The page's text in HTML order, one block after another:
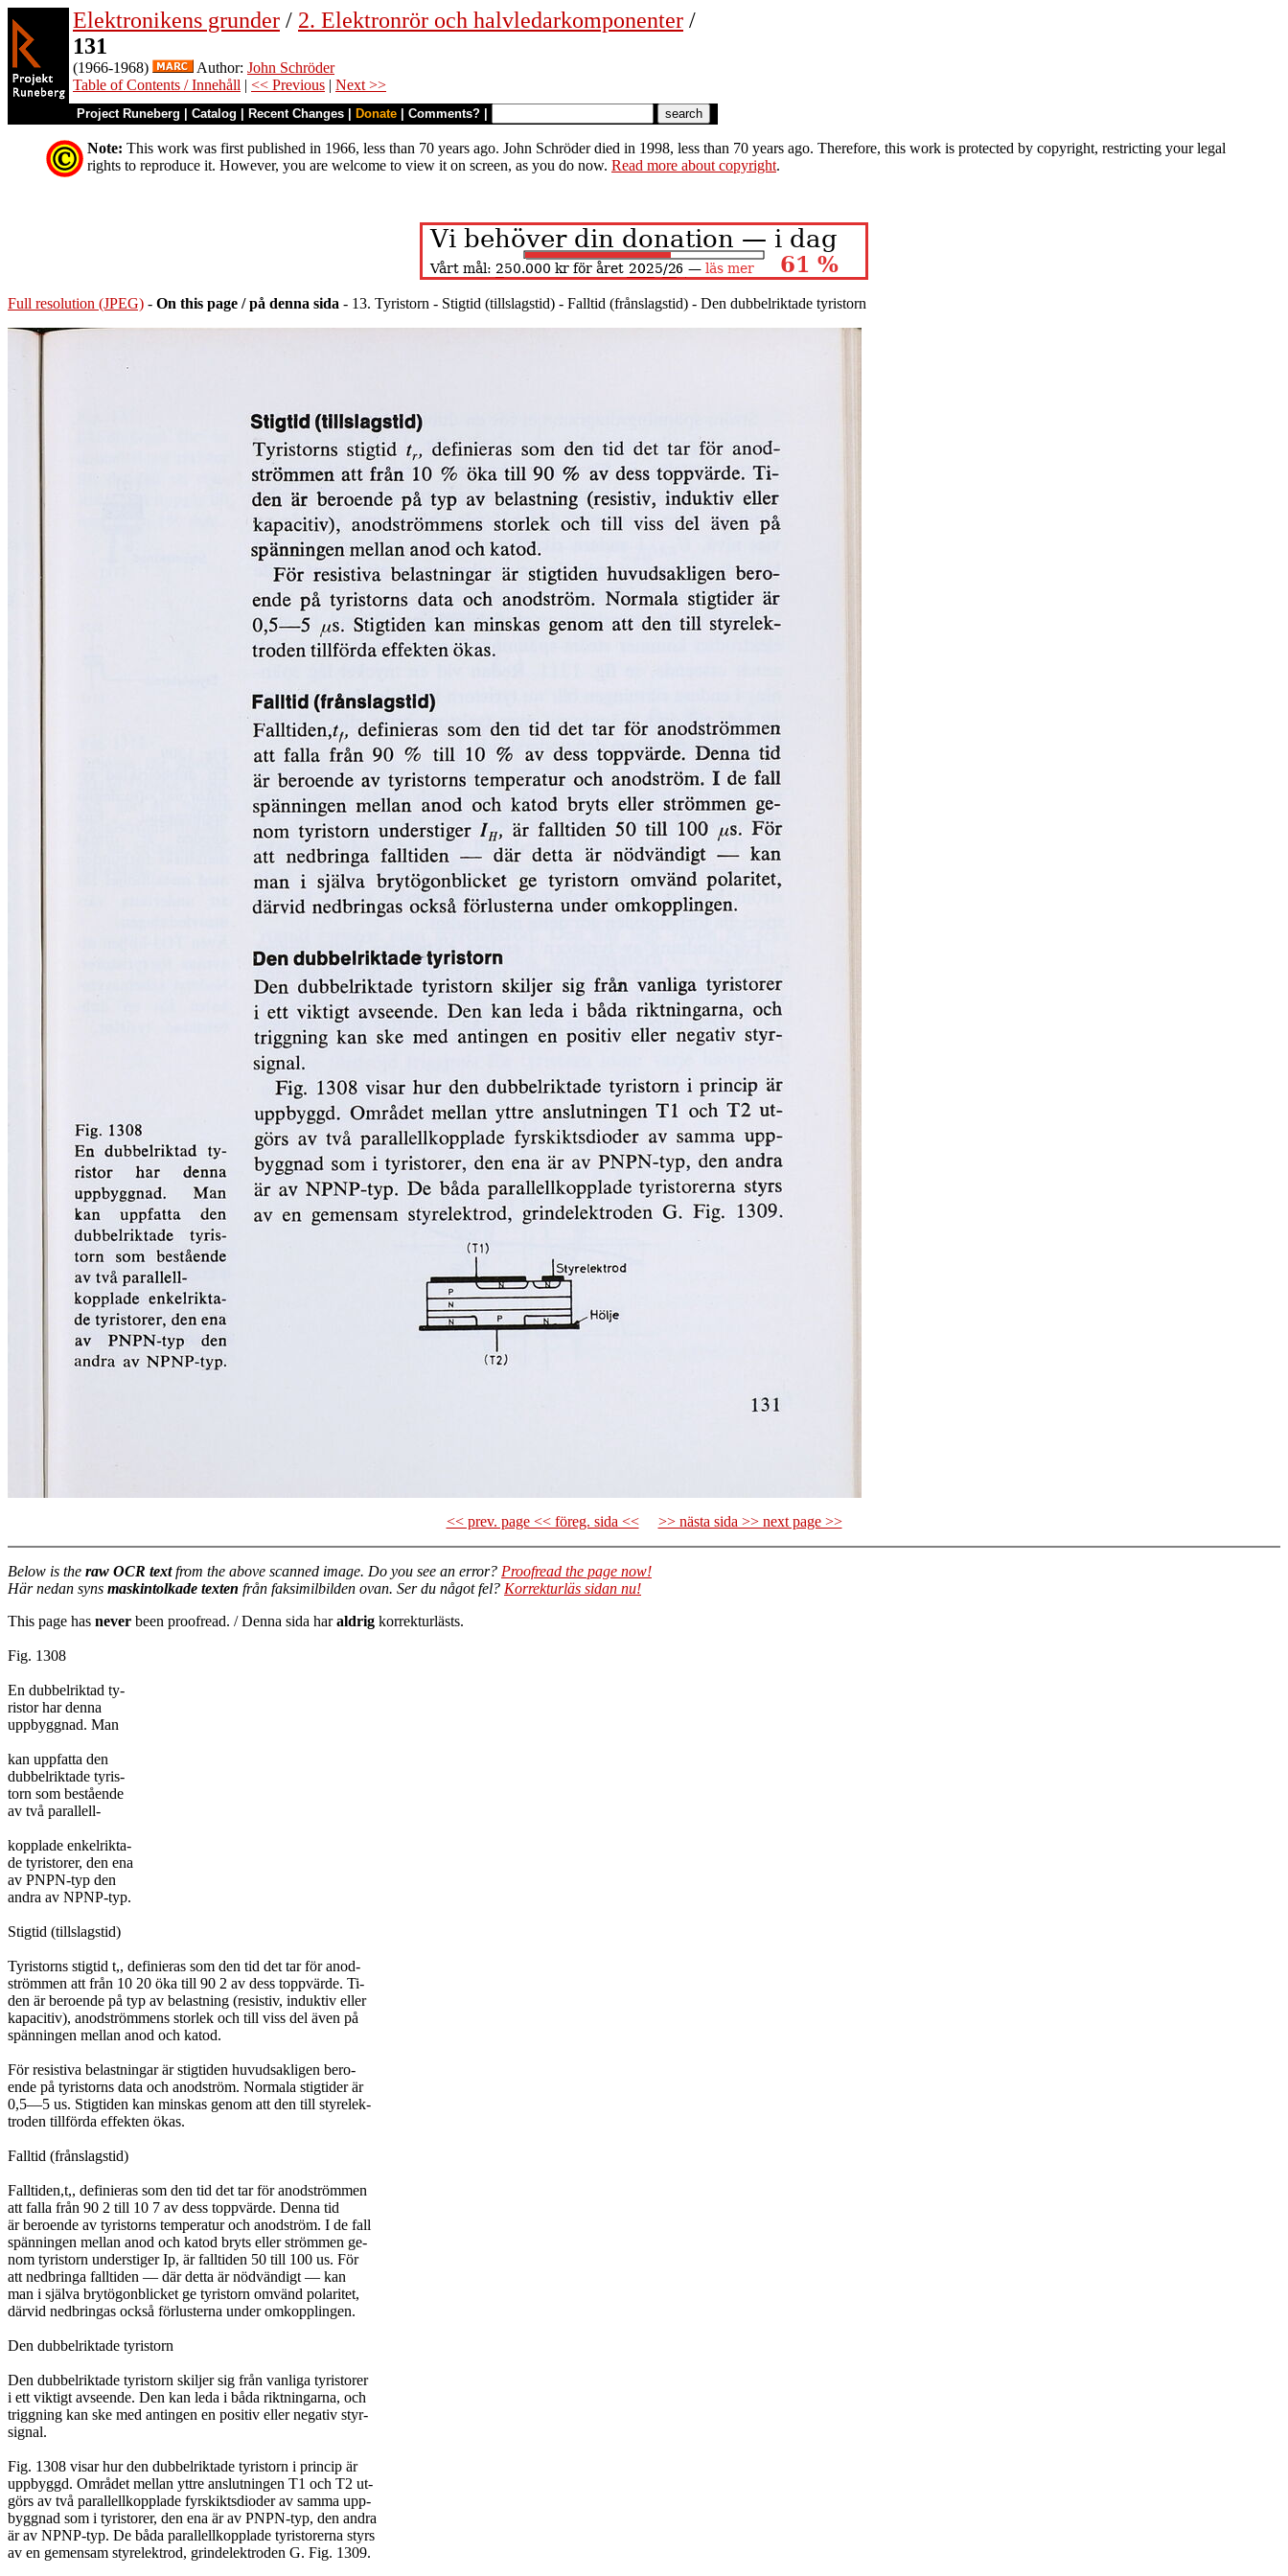
Elektronikens grunder / 2. Elektronrör och halvledarkomponenter /
131
(1966-1968) Author: John Schröder
Table of Contents / Innehåll | << Previous | Next >>
Project Runeberg Catalog Recent Changes Donate Comments?
Note: This work was first published in 1966, less than 70 years ago. John Schröder died in 1998, less than 70 years ago. Therefore, this work is protected by copyright, restricting your legal
rights to reproduce it. However, you are welcome to view it on screen, as you do now. Read more about copyright.
Full resolution (JPEG) - On this page / på denna sida - 13. Tyristorn - Stigtid (tillslagstid) - Falltid (frånslagstid) - Den dubbelriktade tyristorn
<< prev. page << föreg. sida << >> nästa sida >> next page >>
Below is the raw OCR textfrom the above scanned image. Do you see an error? Proofread the page now!
Här nedan syns maskintolkade texten från faksimilbilden ovan. Ser du något fel? Korrekturläs sidan nu!
This page has never been proofread. / Denna sida haraldrig korrekturlästs.
Fig. 1308
En dubbelriktad ty-
ristor har denna
uppbyggnad. Man
kan uppfatta den
dubbelriktade tyris-
torn som bestående
av två parallell-
kopplade enkelrikta-
de tyristorer, den ena
av PNPN-typ den
andra av NPNP-typ.
Stigtid (tillslagstid)
Tyristorns stigtid t,, definieras som den tid det tar för anod-
strömmen att från 10 20 öka till 90 2 av dess toppvärde. Ti-
den är beroende på typ av belastning (resistiv, induktiv eller
kapacitiv), anodströmmens storlek och till viss del även på
spänningen mellan anod och katod.
För resistiva belastningar är stigtiden huvudsakligen bero-
ende på tyristorns data och anodström. Normala stigtider är
0,5—5 us. Stigtiden kan minskas genom att den till styrelek-
troden tillförda effekten ökas.
Falltid (frånslagstid)
Falltiden,t,, definieras som den tid det tar för anodströmmen
att falla från 90 2 till 10 7 av dess toppvärde. Denna tid
är beroende av tyristorns temperatur och anodström. I de fall
spänningen mellan anod och katod bryts eller strömmen ge-
nom tyristorn understiger Ip, är falltiden 50 till 100 us. För
att nedbringa falltiden — där detta är nödvändigt — kan
man i själva brytögonblicket ge tyristorn omvänd polaritet,
därvid nedbringas också förlusterna under omkopplingen.
Den dubbelriktade tyristorn
Den dubbelriktade tyristorn skiljer sig från vanliga tyristorer
i ett viktigt avseende. Den kan leda i båda riktningarna, och
triggning kan ske med antingen en positiv eller negativ styr-
signal.
Fig. 1308 visar hur den dubbelriktade tyristorn i princip är
uppbyggd. Området mellan yttre anslutningen T1 och T2 ut-
görs av två parallellkopplade fyrskiktsdioder av samma upp-
byggnad som i tyristorer, den ena är av PNPN-typ, den andra
är av NPNP-typ. De båda parallellkopplade tyristorerna styrs
av en gemensam styrelektrod, grindelektroden G. Fig. 1309.